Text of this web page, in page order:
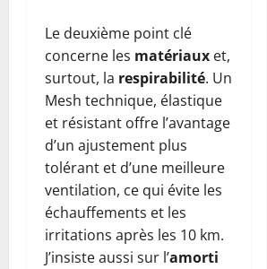
Le deuxième point clé
concerne les matériaux et,
surtout, la respirabilité. Un
Mesh technique, élastique
et résistant offre l’avantage
d’un ajustement plus
tolérant et d’une meilleure
ventilation, ce qui évite les
échauffements et les
irritations après les 10 km.
J’insiste aussi sur l’amorti